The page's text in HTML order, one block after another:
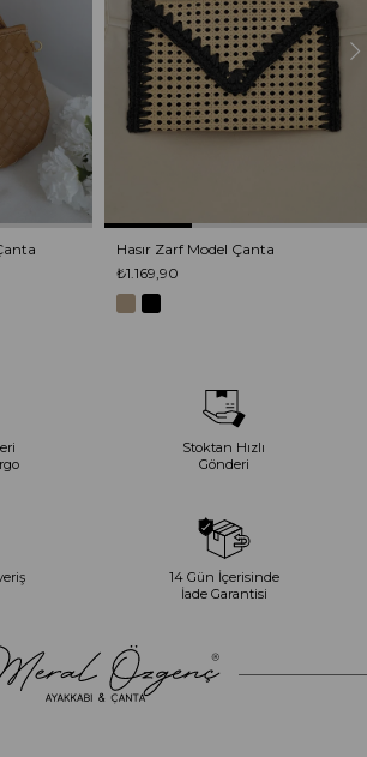
Hasır Zarf Model Çanta
₺1.169,90
Stoktan Hızlı
Gönderi
14 Gün İçerisinde
İade Garantisi